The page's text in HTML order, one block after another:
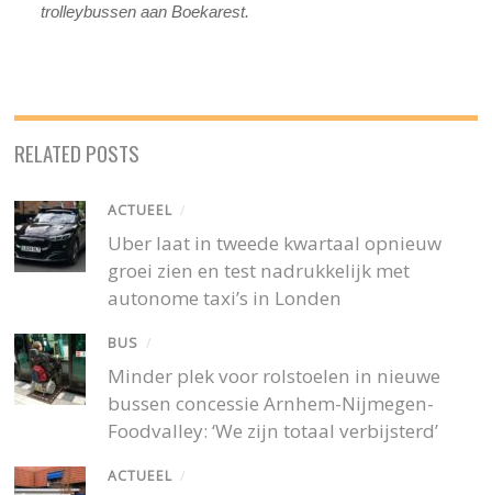
trolleybussen aan Boekarest.
RELATED POSTS
ACTUEEL /
Uber laat in tweede kwartaal opnieuw
groei zien en test nadrukkelijk met
autonome taxi’s in Londen
BUS /
Minder plek voor rolstoelen in nieuwe
bussen concessie Arnhem-Nijmegen-
Foodvalley: ‘We zijn totaal verbijsterd’
ACTUEEL /